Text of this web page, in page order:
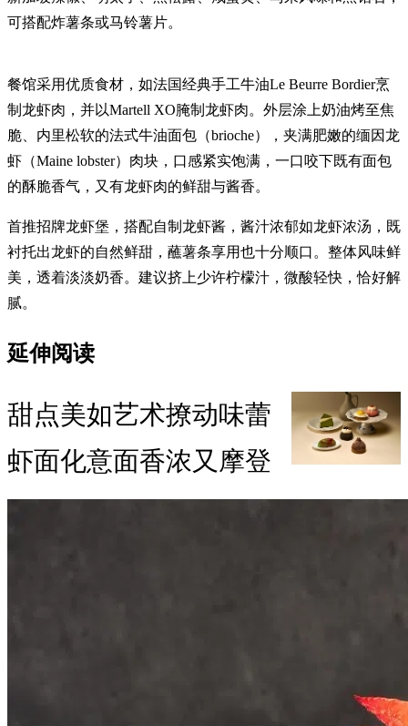
可搭配炸薯条或马铃薯片。
餐馆采用优质食材，如法国经典手工牛油Le Beurre Bordier烹
制龙虾肉，并以Martell XO腌制龙虾肉。外层涂上奶油烤至焦
脆、内里松软的法式牛油面包（brioche），夹满肥嫩的缅因龙
虾（Maine lobster）肉块，口感紧实饱满，一口咬下既有面包
的酥脆香气，又有龙虾肉的鲜甜与酱香。
首推招牌龙虾堡，搭配自制龙虾酱，酱汁浓郁如龙虾浓汤，既
衬托出龙虾的自然鲜甜，蘸薯条享用也十分顺口。整体风味鲜
美，透着淡淡奶香。建议挤上少许柠檬汁，微酸轻快，恰好解
腻。
延伸阅读
甜点美如艺术撩动味蕾
虾面化意面香浓又摩登